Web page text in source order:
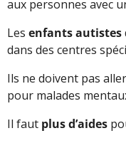
aux personnes avec
Les enfants autistes
dans des centres
Ils ne doivent pas
pour malades
Il faut plus d’aides